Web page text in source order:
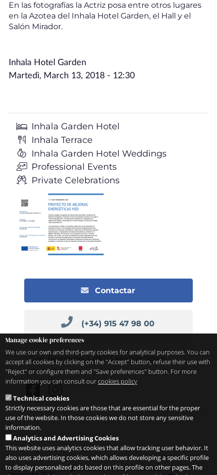
En las fotografías la Actriz posa entre otros lugares
en la Azotea del Inhala Hotel Garden, el Hall y el
Salón Mirador.
Inhala Hotel Garden
Martedì, March 13, 2018 - 12:30
Inhala Garden Hotel
Inhala Terrace
Inhala Garden Hotel Weddings
Professional Events
Private Celebrations
Contactar
(+34) 915 47 98 00
San Bernardo, 1 28013 Madrid Spain
Legal notice Privacy Cookies
Manage cookie preferences
We use our own and third-party cookies for analytical purposes. You can
accept all cookies by clicking on the "Accept" button, refuse their use with
"Reject" or configure them and "Save preferences" button. For more
information you can consult ourcookies policy
Technical cookies
Strictly necessary cookies are those that are essential for the proper
use of the website. In those cookies we do not store any sensitive
information.
Analytics and Advertising Cookies
This website uses analytics cookies that allow tracking user behavior. It
also uses advertising cookies, which allows developing a specific profile
to display personalized ads based on this profile on other pages. The